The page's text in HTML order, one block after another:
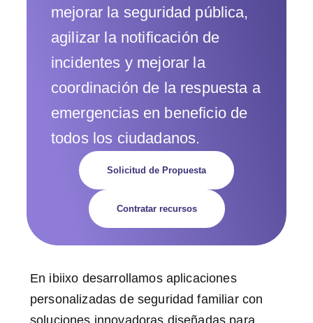
mejorar la seguridad pública,
agilizar la notificación de
incidentes y mejorar la
coordinación de la respuesta a
emergencias en beneficio de
todos los ciudadanos.
Solicitud de Propuesta
Contratar recursos
En ibiixo desarrollamos aplicaciones
personalizadas de seguridad familiar con
soluciones innovadoras diseñadas para